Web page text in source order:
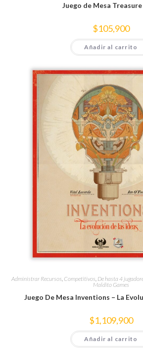
Juego de Mesa Treasure
$105,900
Añadir al carrito
Administrar Recursos, Competitivos, De hasta 4
Maldito Games
Juego De Mesa Inventions – La
$1,109,900
Añadir al carrito